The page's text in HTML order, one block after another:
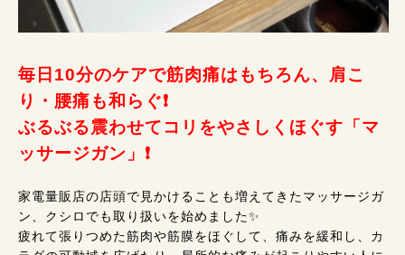
毎日10分のケアで筋肉痛はもちろん、肩こ
り・腰痛も和らぐ❗
ぶるぶる震わせてコリをやさしくほぐす「マ
ッサージガン」❗
家電量販店の店頭で見かけることも増えてきたマッサージガ
ン、クシロでも取り扱いを始めました✨
疲れて張りつめた筋肉や筋膜をほぐして、痛みを緩和し、カ